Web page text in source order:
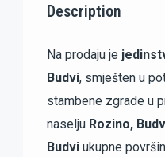
Description
Na prodaju je
Budvi, smješten u
stambene zgrade u
naselju Rozino,
Budvi ukupne